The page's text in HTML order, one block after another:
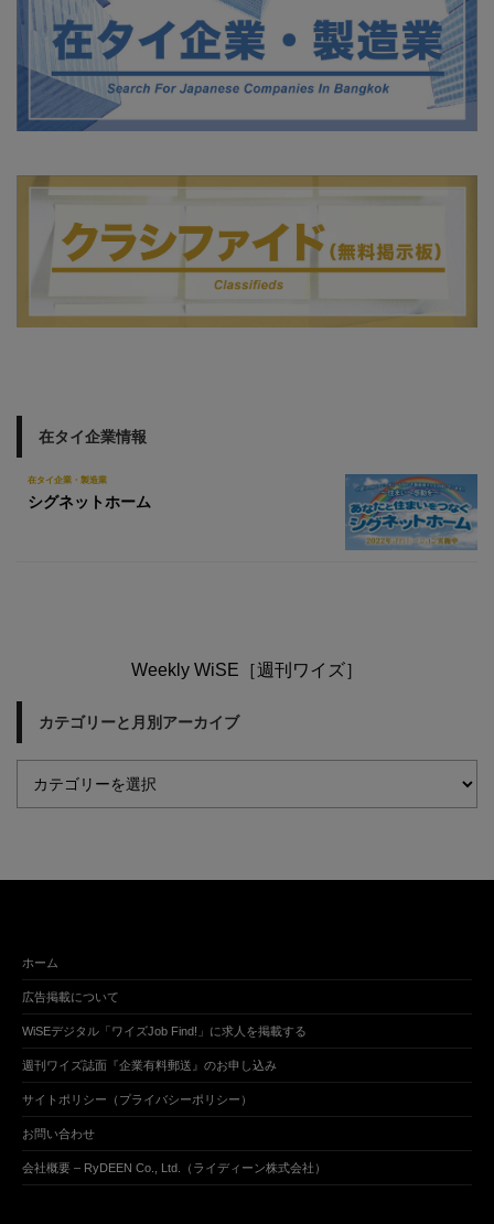
在タイ企業情報
在タイ企業・製造業
シグネットホーム
Weekly WiSE［週刊ワイズ］
カテゴリーと月別アーカイブ
ホーム
広告掲載について
WiSEデジタル「ワイズJob Find!」に求人を掲載する
週刊ワイズ誌面『企業有料郵送』のお申し込み
サイトポリシー（プライバシーポリシー）
お問い合わせ
会社概要 – RyDEEN Co., Ltd.（ライディーン株式会社）